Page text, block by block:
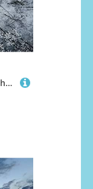
1000 Teile Puzzle,Geschicklichkeitsspiel für Die Ganze Familie, Wälder Schnee Luftaufnahme 75x50cm